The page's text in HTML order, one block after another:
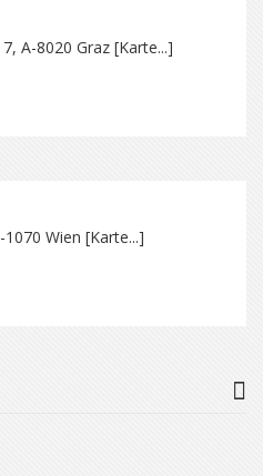
A-8020 Graz [Karte...]
Wien [Karte...]